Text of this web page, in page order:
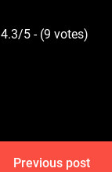
4.3/5 - (9 votes)
Previous post